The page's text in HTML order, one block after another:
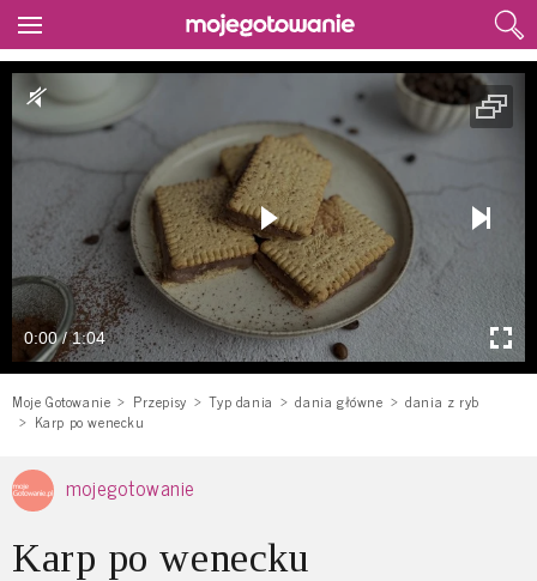
0:00 / 1:04
Moje Gotowanie Przepisy Typ dania dania główne
dania z ryb
Karp po wenecku
mojegotowanie
Karp po wenecku